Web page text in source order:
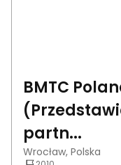
BMTC
partn...
Wrocław, Polska